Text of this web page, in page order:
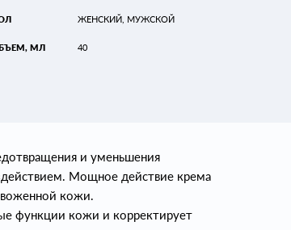
МЛ
ЖЕНСКИЙ, МУЖСКОЙ
40
и уменьшения
Мощное действие крема
кожи.
функции кожи и корректирует